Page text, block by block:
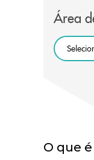
Área
O que